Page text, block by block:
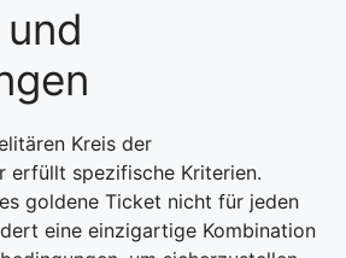
Kreis der
erfüllt spezifische Kriterien.
goldene Ticket nicht für jeden
eine einzigartige Kombination